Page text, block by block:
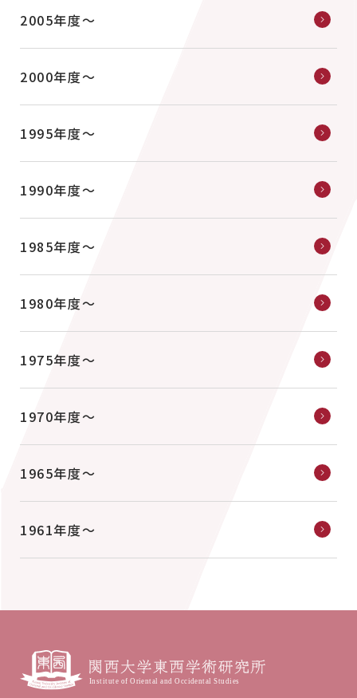
2005年度〜
2000年度〜
1995年度〜
1990年度〜
1985年度〜
1980年度〜
1975年度〜
1970年度〜
1965年度〜
1961年度〜